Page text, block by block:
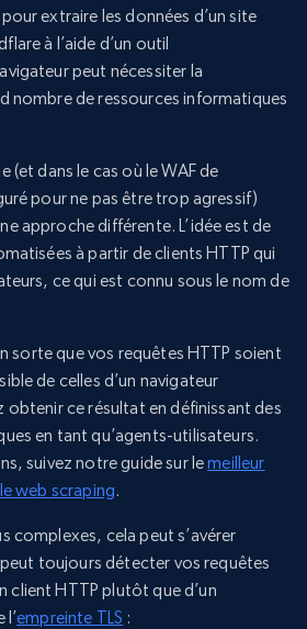
extraire les données d’un site
à l’aide d’un outil
peut nécessiter la
nombre de ressources informatiques
(et dans le cas où le WAF de
pour ne pas être trop agressif)
approche différente. L’idée est de
à partir de clients HTTP qui
ce qui est connu sous le nom de
sorte que vos requêtes HTTP soient
de celles d’un navigateur
obtenir ce résultat en définissant des
en tant qu’agents-utilisateurs.
suivez notre guide sur lemeilleur
web scraping.
complexes, cela peut s’avérer
toujours détecter vos requêtes
client HTTP plutôt que d’un
l’empreinte TLS :